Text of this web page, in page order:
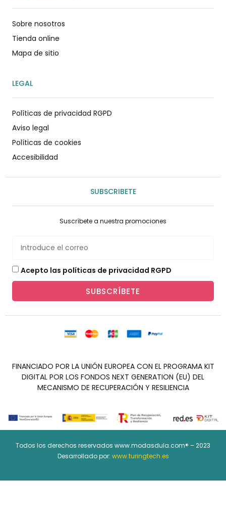
Sobre nosotros
Tienda online
Mapa de sitio
LEGAL
Políticas de privacidad RGPD
Aviso legal
Políticas de cookies
Accesibilidad
SUBSCRIBETE
Suscríbete a nuestra promociones
Acepto las políticas de privacidad RGPD
SUBSCRÍBETE
FINANCIADO POR LA UNIÓN EUROPEA CON EL PROGRAMA KIT
DIGITAL POR LOS FONDOS NEXT GENERATION (EU) DEL
MECANISMO DE RECUPERACIÓN Y RESILIENCIA
Todos los derechos reservados www.modasdula.com® – 2023
Desarrollado por: www.turingtech.es